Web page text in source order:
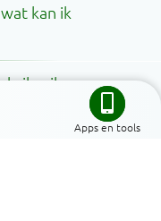
Apps en tools
kan ik
ik wil